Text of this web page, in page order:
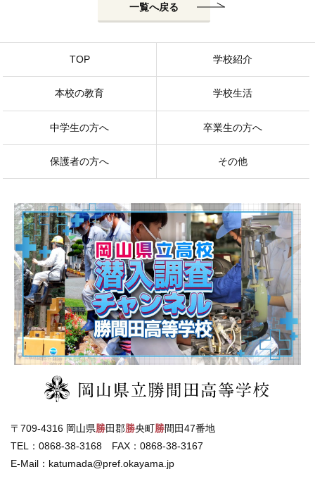
一覧へ戻る
TOP 学校紹介
本校の教育 学校生活
中学生の方へ 卒業生の方へ
保護者の方へ その他
〒709-4316 岡山県勝田郡勝央町勝間田47番地
TEL：0868-38-3168 FAX：0868-38-3167
E-Mail：katumada@pref.okayama.jp